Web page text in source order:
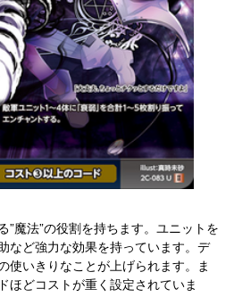
”魔法”の役割を持ちます。ユニットを
など強力な効果を持っています。デ
使いきりなことが上げられます。ま
ほどコストが重く設定されていま